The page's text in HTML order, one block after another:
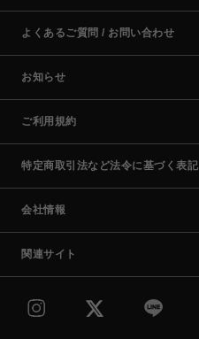
よくあるご質問 / お問い合わせ
お知らせ
ご利用規約
特定商取引法など法令に基づく表記
会社情報
関連サイト